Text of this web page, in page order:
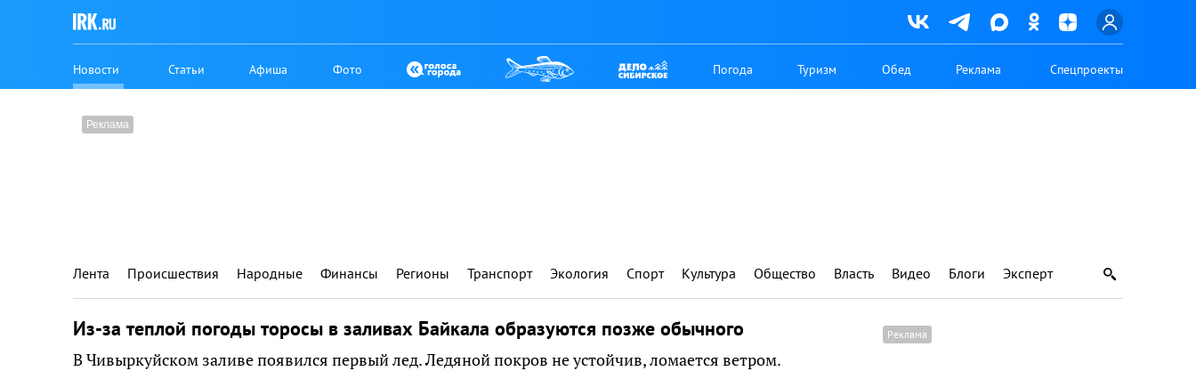
Новости Статьи Афиша Фото Погода Туризм Обед Реклама Спецпроекты
Лента Происшествия Народные Финансы Регионы Транспорт Экология Спорт Культура Общество Власть Видео Блоги Эксперт
Из-за теплой погоды торосы в заливах Байкала образуются позже обычного
В Чивыркуйском заливе появился первый лед. Ледяной покров не устойчив, ломается ветром.